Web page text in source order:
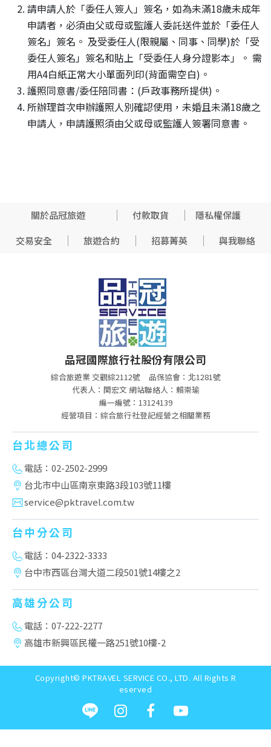
請申請人於「委任人簽人」簽名，如為未滿18歲未成年
申請者，必須由父或母或監護人委託送件並於「委任人
簽名」簽名。 及受委任人(限親屬、同事、同學)於「受
委任人簽名」簽名和貼上「受委任人身分證影本」。 需
用A4白紙正常大小單面列印(背面需空白)。
護照同意書/委任陪同書：(戶政事務所提供)。
所辦理首次申辦護照人別確認使用，未婚且未滿18歲之
申請人，申請護照須由父或母或監護人簽署同意書。
關於品冠旅遊 付款取貨
隱私權保護
交易安全
旅遊合約 招募菁英 與我聯絡
品冠國際旅行社股份有限公司
綜合旅遊業 交觀綜2112號
品保協會：北1281號
代表人：関宏文 網站聯絡人：賴崇瑜
編一編號：13124139
經營項目：綜合旅行社登記經營之相關業務
台北總公司
電話：02-2502-2999
台北市中山區南京東路3段103號11樓
service@pktravel.com.tw
台中分公司
電話：04-2322-3333
台中市西區台灣大道二段501號14樓之2
高雄分公司
電話：07-222-2277
高雄市新興區民權一路251號10樓-2
Copyright© PKTRAVEL SERVICE CO., LTD. All Rights R
eserved